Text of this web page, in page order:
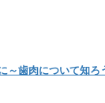
～歯肉について知ろ